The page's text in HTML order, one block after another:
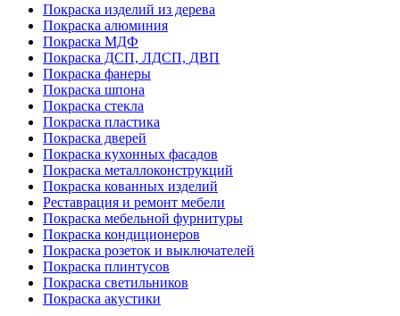
Покраска изделий из дерева
Покраска алюминия
Покраска МДФ
Покраска ДСП, ЛДСП, ДВП
Покраска фанеры
Покраска шпона
Покраска стекла
Покраска пластика
Покраска дверей
Покраска кухонных фасадов
Покраска металлоконструкций
Покраска кованных изделий
Реставрация и ремонт мебели
Покраска мебельной фурнитуры
Покраска кондиционеров
Покраска розеток и выключателей
Покраска плинтусов
Покраска светильников
Покраска акустики